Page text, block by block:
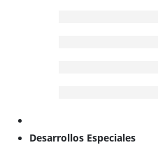
Desarrollos Especiales